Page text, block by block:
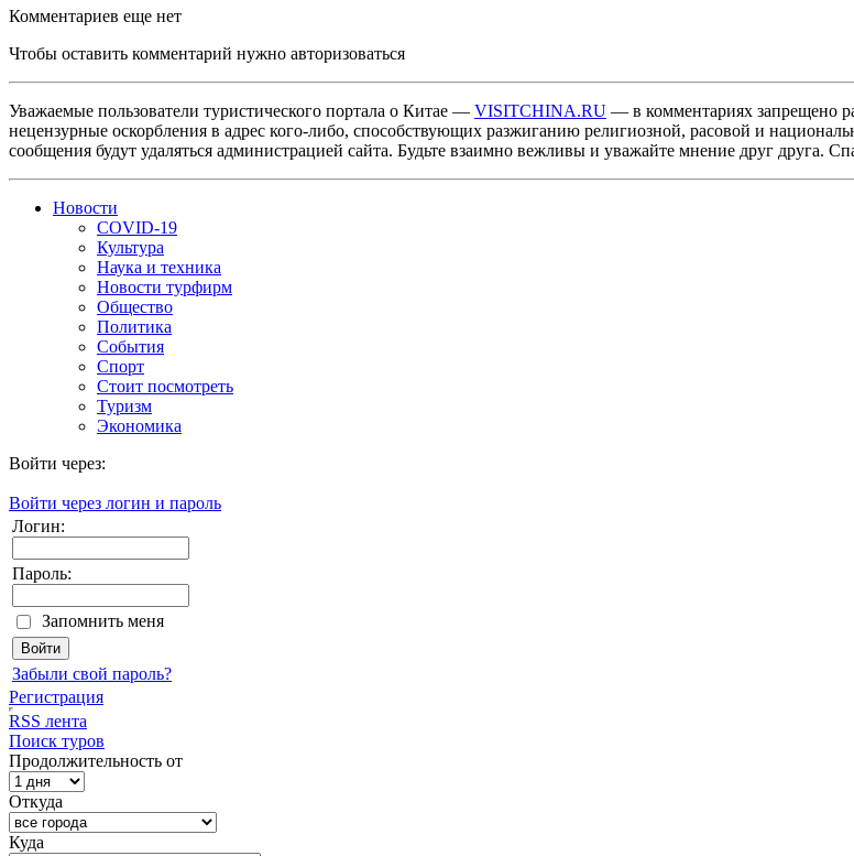
Комментариев еще нет
Чтобы оставить комментарий нужно авторизоваться
Уважаемые пользователи туристического портала о Китае — VISITCHINA.RU — в комментариях запрещено
нецензурные оскорбления в адрес кого-либо, способствующих разжиганию религиозной, расовой и
сообщения будут удаляться администрацией сайта. Будьте взаимно вежливы и уважайте мнение друг друга.
Новости
COVID-19
Культура
Наука и техника
Новости турфирм
Общество
Политика
События
Спорт
Стоит посмотреть
Туризм
Экономика
Войти через:
Войти через логин и пароль
Логин:
Пароль:
Запомнить меня
Забыли свой пароль?
Регистрация
RSS лента
Поиск туров
Продолжительность от
Откуда
Куда